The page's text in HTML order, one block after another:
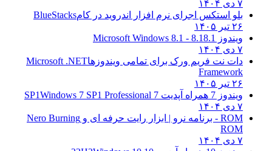
۷ دی ۱۴۰۴
بلو استکس اجرای نرم افزار اندروید در کامBlueStacks
۲۶ تیر ۱۴۰۵
ویندوز 8.1
8.1 - Microsoft Windows 8.1
۷ دی ۱۴۰۴
دات نت فریم ورک برای تمامی ویندوزهاMicrosoft .NET
Framework
۲۶ تیر ۱۴۰۵
ویندوز 7 همراه آپدیت 7 SP1
Windows 7 SP1 Professional
۷ دی ۱۴۰۴
ROM - برنامه نرو | ابزار رایت حرفه ای و
Nero Burning
ROM
۷ دی ۱۴۰۴